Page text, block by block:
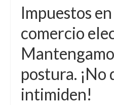
Impuestos
comercio
postura. ¡No
intimiden!